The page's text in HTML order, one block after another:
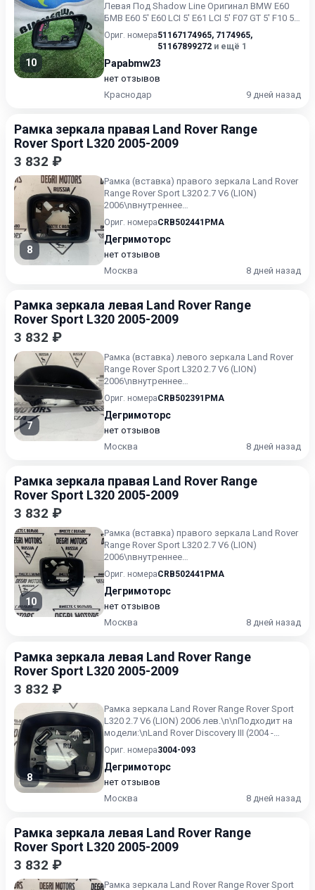
10
Левая Под Shadow Line Оригинал BMW E60
БМВ Е60 5' E60 LCI 5' E61 LCI 5' F07 GT 5' F10 5'
F11 5' F18...
Ориг. номера51167174965, 7174965,
51167899272 и ещё 1
Papabmw23
нет отзывов
Краснодар
9 дней назад
Рамка зеркала правая Land Rover Range
Rover Sport L320 2005-2009
3 832 ₽
8
Рамка (вставка) правого зеркала Land Rover
Range Rover Sport L320 2.7 V6 (LION)
2006\nвнутреннее
повреждение\n\nПодходит на модели:\nLand
Ro...
Ориг. номераCRB502441PMA
Дегримоторс
нет отзывов
Москва
8 дней назад
Рамка зеркала левая Land Rover Range
Rover Sport L320 2005-2009
3 832 ₽
7
Рамка (вставка) левого зеркала Land Rover
Range Rover Sport L320 2.7 V6 (LION)
2006\nвнутреннее
повреждение\n\nПодходит на модели:\nLand
Rov...
Ориг. номераCRB502391PMA
Дегримоторс
нет отзывов
Москва
8 дней назад
Рамка зеркала правая Land Rover Range
Rover Sport L320 2005-2009
3 832 ₽
10
Рамка (вставка) правого зеркала Land Rover
Range Rover Sport L320 2.7 V6 (LION)
2006\nвнутреннее
повреждение\n\nПодходит на модели:\nLand
Ro...
Ориг. номераCRB502441PMA
Дегримоторс
нет отзывов
Москва
8 дней назад
Рамка зеркала левая Land Rover Range
Rover Sport L320 2005-2009
3 832 ₽
8
Рамка зеркала Land Rover Range Rover Sport
L320 2.7 V6 (LION) 2006 лев.\n\nПодходит на
модели:\nLand Rover Discovery III (2004 -
2009)\nLand...
Ориг. номера3004-093
Дегримоторс
нет отзывов
Москва
8 дней назад
Рамка зеркала левая Land Rover Range
Rover Sport L320 2005-2009
3 832 ₽
Рамка зеркала Land Rover Range Rover Sport